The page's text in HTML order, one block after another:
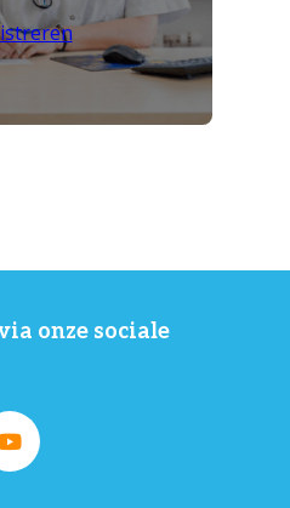
onze sociale